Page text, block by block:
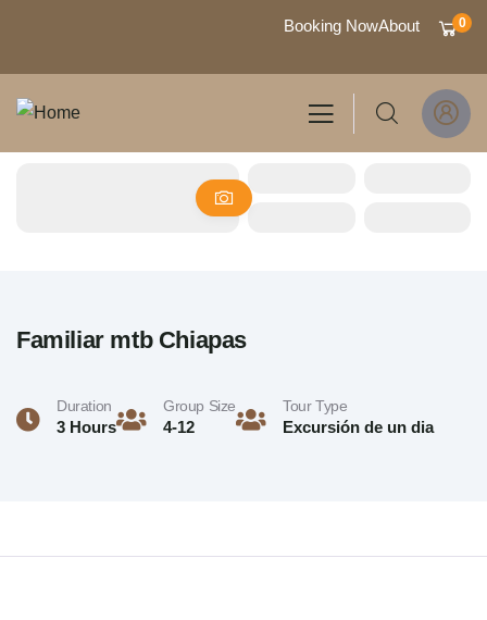
Booking NowAbout 0
Familiar mtb Chiapas
Duration
3 Hours
Group Size
4-12
Tour Type
Excursión de un dia